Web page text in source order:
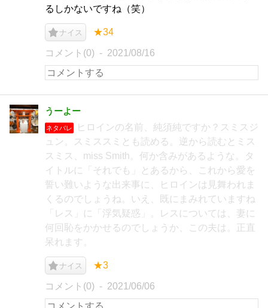
るしかないですね（笑）
ナイス ★34
コメント(0) 2021/08/16
うーよー
ネタバレ
ヒロインの名前、純須純ですか？スミスジ
ュン。スミススミとも読める。逆から読むとミス
スミス、miss Smith。何か含みがあるような。タ
イトルに「それでも」とあるから、これから愛を
誓い難いような出来事に、ヒロインは見舞われま
くるのでしょうね。いえ、既にまみれていますね
「レス」に「浮気疑惑」。レスについては、妻に
何回恥をかかせるのでしょうか、この夫は。正直
呆れます。
ナイス ★3
コメント(0) 2021/06/06